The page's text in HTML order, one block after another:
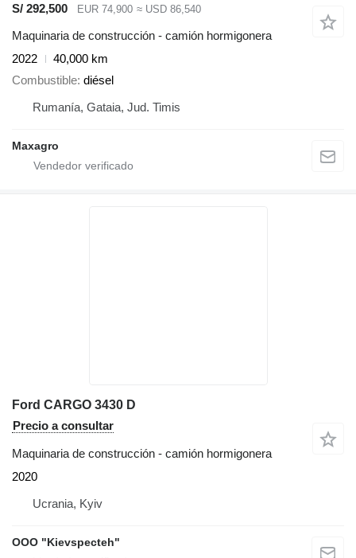
S/ 292,500
EUR 74,900 ≈ USD 86,540
Maquinaria de construcción - camión hormigonera
2022
40,000 km
Combustible diésel
Rumanía, Gataia, Jud. Timis
Maxagro
Ford CARGO 3430 D
Precio a consultar
Maquinaria de construcción - camión hormigonera
2020
Ucrania, Kyiv
OOO "Kievspecteh"